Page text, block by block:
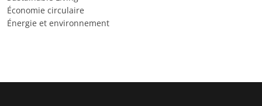
Économie circulaire
Énergie et environnement